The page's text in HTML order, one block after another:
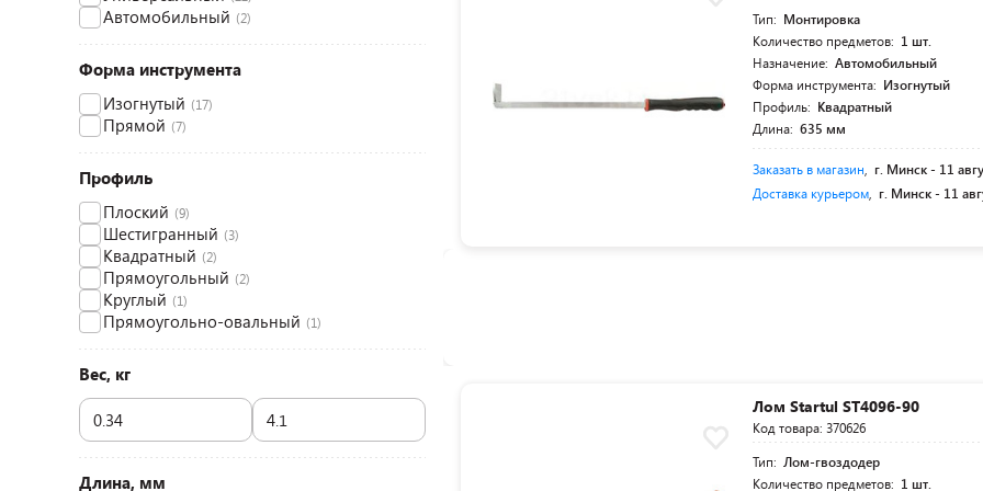
Автомобильный (2)
Форма инструмента
Изогнутый (17)
Прямой (7)
Профиль
Плоский (9)
Шестигранный (3)
Квадратный (2)
Прямоугольный (2)
Круглый (1)
Прямоугольно-овальный (1)
Вес, кг
Длина, мм
Тип: Монтировка
Количество предметов: 1 шт.
Назначение: Автомобильный
Форма инструмента: Изогнутый
Профиль: Квадратный
Длина: 635 мм
Заказать в магазин г. Минск - 11
Доставка курьером г. Минск - 11
Лом Startul ST4096-90
Код товара: 370626
Тип: Лом-гвоздодер
Количество предметов: 1 шт.